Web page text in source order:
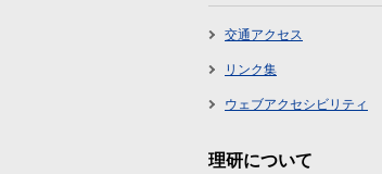
交通アクセス
リンク集
ウェブアクセシビリティ
理研について